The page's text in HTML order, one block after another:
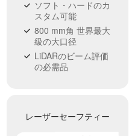
ソフト・ハードのカ
スタム可能
800 mm角 世界最大
級の大口径
LiDARのビーム評価
の必需品
レーザーセーフティー